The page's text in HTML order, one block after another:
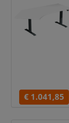
€ 1.041,85